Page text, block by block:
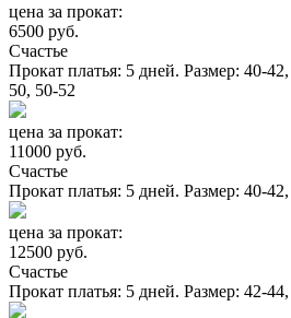
цена за прокат:
6500 руб.
Счастье
Прокат платья: 5 дней. Размер: 40-
50, 50-52
цена за прокат:
11000 руб.
Счастье
Прокат платья: 5 дней. Размер: 40-
цена за прокат:
12500 руб.
Счастье
Прокат платья: 5 дней. Размер: 42-